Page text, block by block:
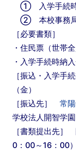
① 入学手続時
② 本校事務局
［必要書類］
・住民票（世帯
・入学手続時納
［振込・入学手
（金）
［振込先］ 常
学校法人開智学園
［書類提出先
0：00～16：00）